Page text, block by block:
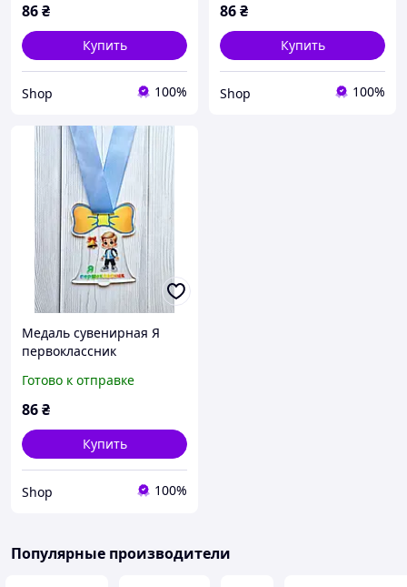
86₴
Купить
Shop 100%
86₴
Купить
Shop 100%
Медаль сувенирная Я
первоклассник
Готово к отправке
86₴
Купить
Shop 100%
Популярные производители